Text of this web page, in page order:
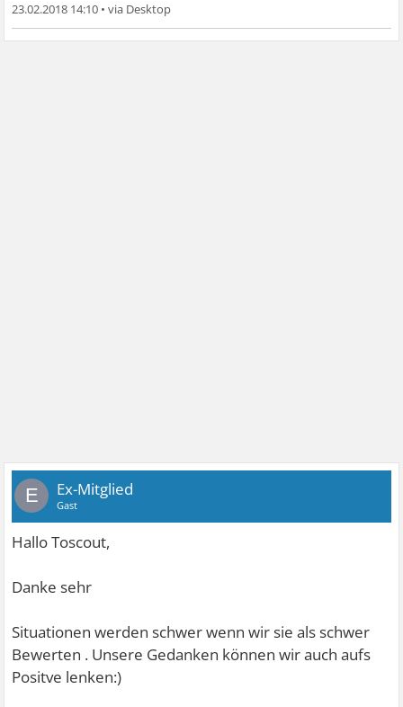
23.02.2018 14:10 •
E Ex-Mitglied
Gast
Hallo Toscout,
Danke sehr
Situationen werden schwer wenn wir sie als schwer
Bewerten . Unsere Gedanken können wir auch aufs
Positve lenken:)